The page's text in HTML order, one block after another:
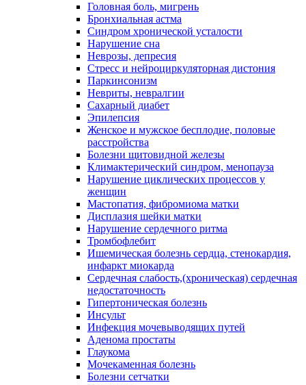
Головная боль, мигрень
Бронхиальная астма
Синдром хронической усталости
Нарушение сна
Неврозы, депресия
Стресс и нейроциркуляторная дистония
Паркинсонизм
Невриты, невралгии
Сахарный диабет
Эпилепсия
Женское и мужское бесплодие, половые
расстройства
Болезни щитовидной железы
Климактерический синдром, менопауза
Нарушение циклических процессов у
женщин
Мастопатия, фибромиома матки
Дисплазия шейки матки
Нарушение сердечного ритма
Тромбофлебит
Ишемическая болезнь сердца, стенокардия,
инфаркт миокарда
Сердечная слабость,(хроническая) сердечная
недостаточность
Гипертоническая болезнь
Инсульт
Инфекция мочевыводящих путей
Аденома простаты
Глаукома
Мочекаменная болезнь
Болезни сетчатки